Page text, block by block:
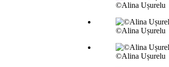
©Alina Ușurelu
©Alina Ușurelu
©Alina Ușurelu